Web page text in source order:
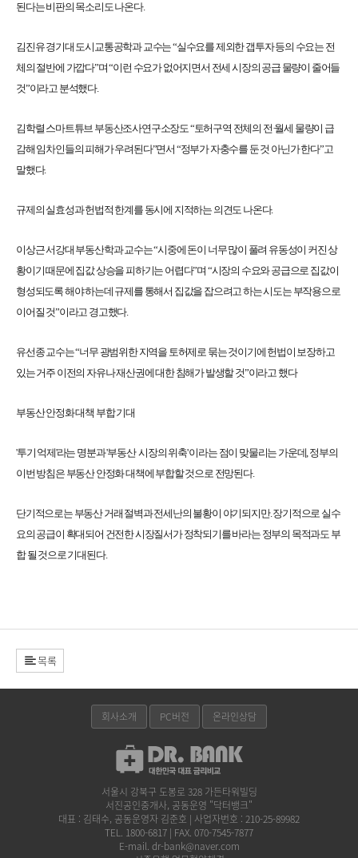
된다는 비판의 목소리도 나온다.
김진유 경기대 도시교통공학과 교수는 “실수요를 제외한 갭투자 등의 수요는 전
체의 절반에 가깝다”며 “이런 수요가 없어지면서 전세 시장의 공급 물량이 줄어들
것”이라고 분석했다.
김학렬 스마트튜브 부동산조사연구소장도 “토허구역 전체의 전·월세 물량이 급
감해 임차인들의 피해가 우려된다”면서 “정부가 자충수를 둔 것 아닌가 한다”고
말했다.
규제의 실효성과 헌법적 한계를 동시에 지적하는 의견도 나온다.
이상근 서강대 부동산학과 교수는 “시중에 돈이 너무 많이 풀려 유동성이 커진 상
황이기 때문에 집값 상승을 피하기는 어렵다”며 “시장의 수요와 공급으로 집값이
형성되도록 해야 하는데 규제를 통해서 집값을 잡으려고 하는 시도는 부작용으로
이어질 것”이라고 경고했다.
유선종 교수는 “너무 광범위한 지역을 토허제로 묶는 것이기에 헌법이 보장하고
있는 거주 이전의 자유나 재산권에 대한 침해가 발생할 것”이라고 했다
부동산 안정화 대책 부합 기대
'투기 억제'라는 명분과 '부동산 시장의 위축' 이라는 점이 맞물리는 가운데, 정부의
이번 방침은 부동산 안정화 대책에 부합할 것으로 전망된다.
단기적으로는 부동산 거래 절벽과 전세난의 불황이 야기되지만. 장기적으로 실수
요의 공급이 확대되어 건전한 시장질서가 정착되기를 바라는 정부의 목적과도 부
합 될 것으로 기대된다.
목록
회사소개 PC버전 온라인상담
서울시 강북구 도봉로 328 가든타워빌딩
서진공인중개사, 공동운영 "닥터뱅크"
대표 : 김태수, 공동운영자 김준호 | 사업자번호 : 210-25-89982
TEL. 1800-6817 | FAX. 070-7545-7877
E-mail. dr-bank@naver.com